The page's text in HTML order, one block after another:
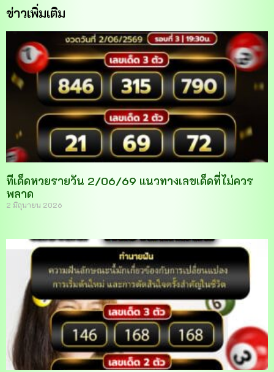
ข่าวเพิ่มเติม
ทีเด็ดหวยรายวัน 2/06/69 แนวทางเลขเด็ดที่ไม่ควร
พลาด
2 มิถุนายน 2026